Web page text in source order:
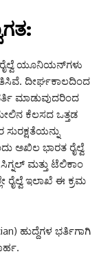
ಯೂನಿಯನ್‌ಗಳು
ದೀರ್ಘಕಾಲದಿಂದ
ಮಾಡುವುದರಿಂದ
ಕೆಲಸದ ಒತ್ತಡ
ಅಖಿಲ ಭಾರತ ರೈಲ್ವೆ
ಮತ್ತು ಟೆಲಿಕಾಂ
ರೈಲ್ವೆ ಇಲಾಖೆ ಈ ಕ್ರಮ
ಹುದ್ದೆಗಳ ಭರ್ತಿಗಾಗಿ